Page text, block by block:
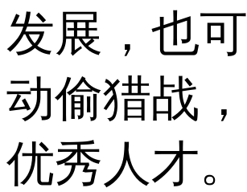
发展，也
动偷猎战
优秀人才。